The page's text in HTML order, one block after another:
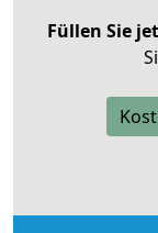
Füllen Sie